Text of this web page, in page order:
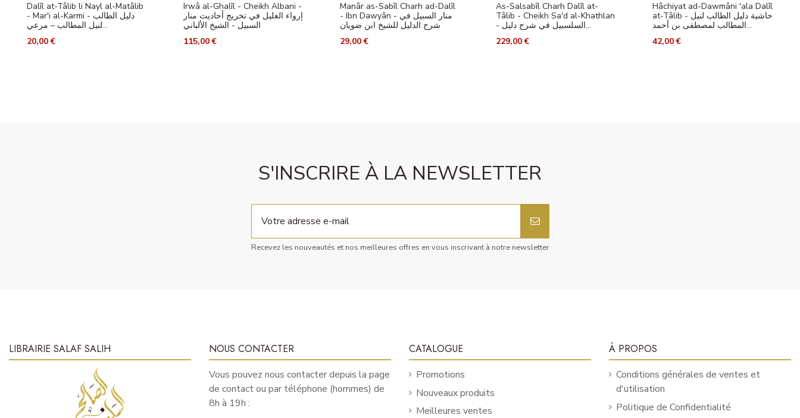
Dalîl at-Tâlib li Nayl al-Matâlib
- Mar'i al-Karmi - دليل الطالب
لنيل المطالب – مرعي...
20,00 €
Irwâ al-Ghalîl - Cheikh Albani -
إرواء الغليل في تخريج أحاديث منار
السبيل - الشيخ الألباني
115,00 €
Manâr as-Sabîl Charh ad-Dalîl
- Ibn Dawyân - منار السبيل في
شرح الدليل للشيخ ابن ضويان
29,00 €
As-Salsabîl Charh Dalîl at-
Tâlib - Cheikh Sa'd al-Khathlan
- السلسبيل في شرح دليل...
229,00 €
Hâchiyat ad-Dawmâni 'ala Dalîl
at-Tâlib - حاشية دليل الطالب لنيل
المطالب لمصطفى بن أحمد...
42,00 €
S'INSCRIRE À LA NEWSLETTER
Recevez les nouveautés et nos meilleures offres en vous inscrivant à notre newsletter
LIBRAIRIE SALAF SALIH NOUS CONTACTER
Vous pouvez nous contacter depuis la page
de contact ou par téléphone (hommes) de
8h à 19h :
CATALOGUE
Promotions
Nouveaux produits
Meilleures ventes
À PROPOS
Conditions générales de ventes et
d'utilisation
Politique de Confidentialité